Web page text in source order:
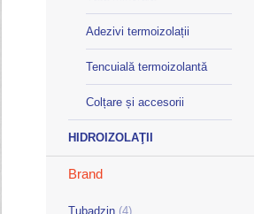
Adezivi termoizolații
Tencuială termoizolantă
Colțare și accesorii
HIDROIZOLAŢII
Brand
Tubadzin (4)